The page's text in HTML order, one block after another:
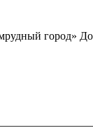
город»